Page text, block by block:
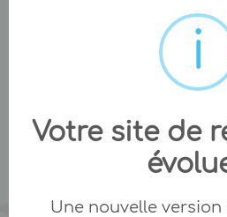
Votre site de
Une nouvelle